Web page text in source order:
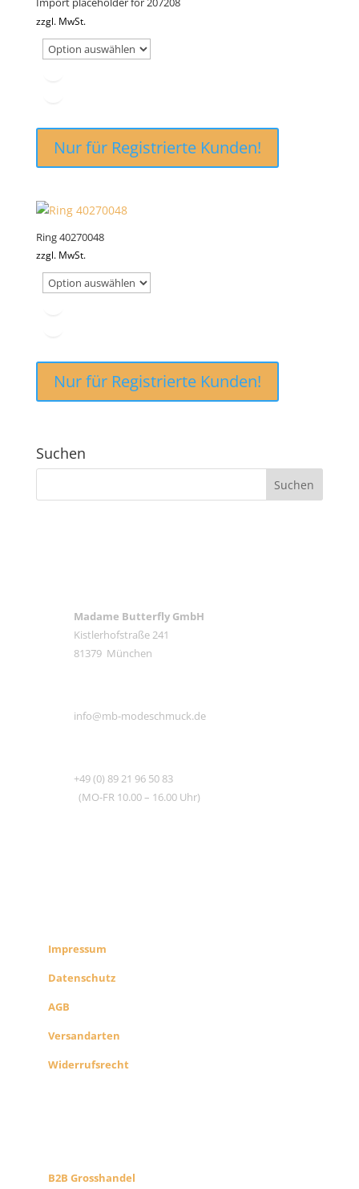
zzgl. MwSt.
Nur für Registrierte Kunden!
Ring 40270048
zzgl. MwSt.
Nur für Registrierte Kunden!
Suchen
Madame Butterfly GmbH
Kistlerhofstraße 241
81379 München
info@mb-modeschmuck.de
+49 (0) 89 21 96 50 83
(MO-FR 10.00 – 16.00 Uhr)
Impressum
Datenschutz
AGB
Versandarten
Widerrufsrecht
B2B Grosshandel